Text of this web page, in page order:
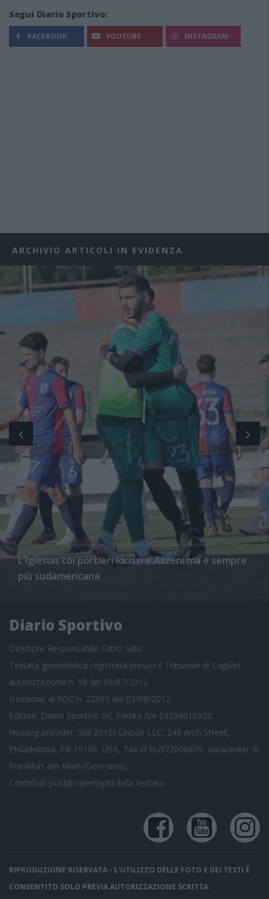
Segui Diario Sportivo:
FACEBOOK YOUTUBE INSTAGRAM
ARCHIVIO ARTICOLI IN EVIDENZA
L'Iglesias coi portieri Idrissi e Atzeni ma è sempre
più sudamericana
Diario Sportivo
Direttore Responsabile Fabio Salis
Testata giornalistica registrata presso il Tribunale di Cagliari,
autorizzazione n. 18 del 03/07/2012
Iscrizione al ROC n. 22685 del 03/08/2012
Editore: Diario Sportivo Srl, Partita IVA 03356010920
Hosting provider: (dal 2015) Linode LLC, 249 Arch Street,
Philadelphia, PA 19106, USA, Tax id EU372008859, datacenter di
Frankfurt am Main (Germania)
Contributi pubblici percepiti dalla testata
RIPRODUZIONE RISERVATA - L'UTILIZZO DELLE FOTO E DEI TESTI È
CONSENTITO SOLO PREVIA AUTORIZZAZIONE SCRITTA